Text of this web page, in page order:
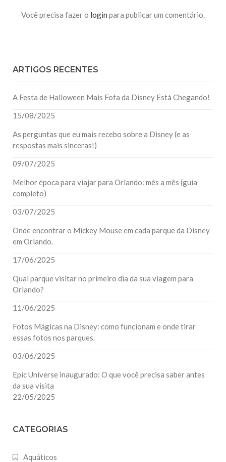
Você precisa fazer o login para publicar um comentário.
ARTIGOS RECENTES
A Festa de Halloween Mais Fofa da Disney Está Chegando!
15/08/2025
As perguntas que eu mais recebo sobre a Disney (e as
respostas mais sinceras!)
09/07/2025
Melhor época para viajar para Orlando: mês a mês (guia
completo)
03/07/2025
Onde encontrar o Mickey Mouse em cada parque da Disney
em Orlando.
17/06/2025
Qual parque visitar no primeiro dia da sua viagem para
Orlando?
11/06/2025
Fotos Mágicas na Disney: como funcionam e onde tirar
essas fotos nos parques.
03/06/2025
Epic Universe inaugurado: O que você precisa saber antes
da sua visita
22/05/2025
CATEGORIAS
Aquáticos